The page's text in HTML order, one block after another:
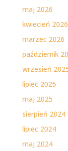
maj 2026
kwiecień 2026
marzec 2026
październik
wrzesień
lipiec 2025
maj 2025
sierpień 2024
lipiec 2024
maj 2024